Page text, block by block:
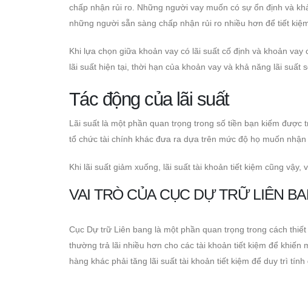
chấp nhận rủi ro. Những người vay muốn có sự ổn định và
những người sẵn sàng chấp nhận rủi ro nhiều hơn để tiết
Khi lựa chọn giữa khoản vay có lãi suất cố định và khoản
lãi suất hiện tại, thời hạn của khoản vay và khả năng lãi suất
Tác động của lãi suất
Lãi suất là một phần quan trọng trong số tiền bạn kiếm
tổ chức tài chính khác đưa ra dựa trên mức độ họ muốn
Khi lãi suất giảm xuống, lãi suất tài khoản tiết kiệm cũng vậy,
VAI TRÒ CỦA CỤC DỰ TRỮ LIÊN
Cục Dự trữ Liên bang là một phần quan trọng trong cách
thường trả lãi nhiều hơn cho các tài khoản tiết kiệm để
hàng khác phải tăng lãi suất tài khoản tiết kiệm để duy trì tính